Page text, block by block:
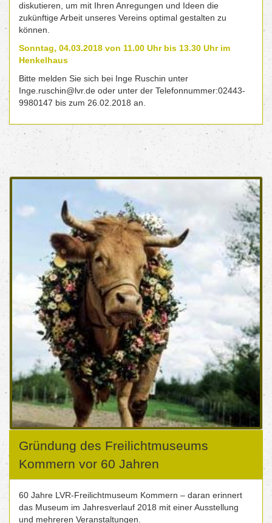
diskutieren, um mit Ihren Anregungen und Ideen die
zukünftige Arbeit unseres Vereins optimal gestalten zu
können.
Sonntag, 04.03.2018 von 11.00 Uhr bis 13.30 Uhr im
Henkelhaus
Bitte melden Sie sich bei Inge Ruschin unter
Inge.ruschin@lvr.de oder unter der Telefonnummer:02443-
9980147 bis zum 26.02.2018 an.
Gründung des Freilichtmuseums
Kommern vor 60 Jahren
60 Jahre LVR-Freilichtmuseum Kommern – daran erinnert
das Museum im Jahresverlauf 2018 mit einer Ausstellung
und mehreren Veranstaltungen.